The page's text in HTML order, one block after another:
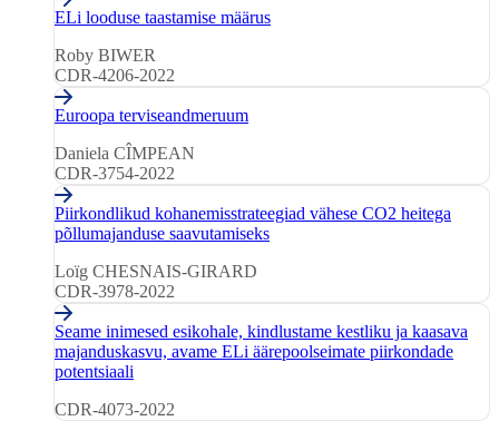
ELi looduse taastamise määrus
Roby BIWER
CDR-4206-2022
Euroopa terviseandmeruum
Daniela CÎMPEAN
CDR-3754-2022
Piirkondlikud kohanemisstrateegiad vähese CO2 heitega
põllumajanduse saavutamiseks
Loïg CHESNAIS-GIRARD
CDR-3978-2022
Seame inimesed esikohale, kindlustame kestliku ja kaasava
majanduskasvu, avame ELi äärepoolseimate piirkondade
potentsiaali
CDR-4073-2022